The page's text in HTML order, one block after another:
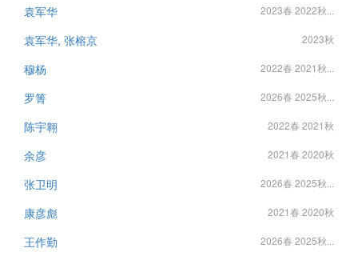
袁军华 2023春 2022秋...
袁军华, 张榕京 2023秋
穆杨 2022春 2021秋...
罗箐 2026春 2025秋...
陈宇翱 2022春 2021秋
余彦 2021春 2020秋
张卫明 2026春 2025秋...
康彦彪 2021春 2020秋
王作勤 2026春 2025秋...